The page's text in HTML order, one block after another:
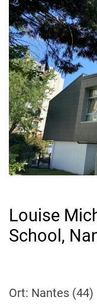
Louise
School,
Ort: Nantes (44)